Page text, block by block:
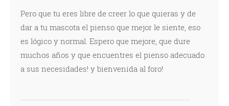
Pero que tu eres libre de creer lo que quieras y de
dar a tu mascota el pienso que mejor le siente, eso
es lógico y normal. Espero que mejore, que dure
muchos años y que encuentres el pienso adecuado
a sus necesidades! y bienvenida al foro!